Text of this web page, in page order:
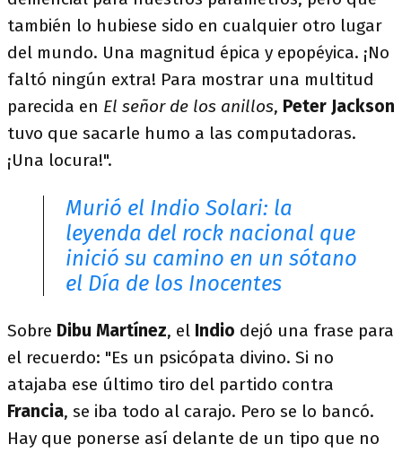
también lo hubiese sido en cualquier otro lugar
del mundo. Una magnitud épica y epopéyica. ¡No
faltó ningún extra! Para mostrar una multitud
parecida en El señor de los anillos, Peter Jackson
tuvo que sacarle humo a las computadoras.
¡Una locura!".
Murió el Indio Solari: la
leyenda del rock nacional que
inició su camino en un sótano
el Día de los Inocentes
Sobre Dibu Martínez, el Indio dejó una frase para
el recuerdo: "Es un psicópata divino. Si no
atajaba ese último tiro del partido contra
Francia, se iba todo al carajo. Pero se lo bancó.
Hay que ponerse así delante de un tipo que no